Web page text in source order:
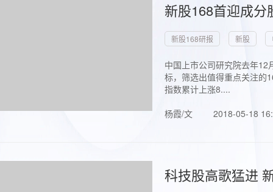
新股168首迎成
新股168研报 新股
中国上市公司研究院去年
标，筛选出值得重点关注的
指数累计上涨8....
杨霞/文
2018-05-18
科技股高歌猛进